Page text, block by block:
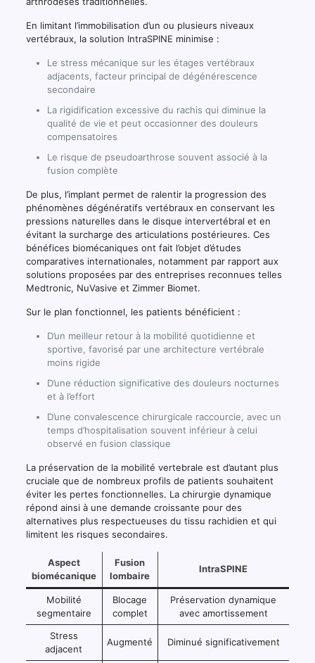
En limitant l’immobilisation d’un ou plusieurs niveaux
vertébraux, la solution IntraSPINE minimise :
Le stress mécanique sur les étages vertébraux
adjacents, facteur principal de dégénérescence
secondaire
La rigidification excessive du rachis qui diminue la
qualité de vie et peut occasionner des douleurs
compensatoires
Le risque de pseudoarthrose souvent associé à la
fusion complète
De plus, l’implant permet de ralentir la progression des
phénomènes dégénératifs vertébraux en conservant les
pressions naturelles dans le disque intervertébral et en
évitant la surcharge des articulations postérieures. Ces
bénéfices biomécaniques ont fait l’objet d’études
comparatives internationales, notamment par rapport aux
solutions proposées par des entreprises reconnues telles
Medtronic, NuVasive et Zimmer Biomet.
Sur le plan fonctionnel, les patients bénéficient :
D’un meilleur retour à la mobilité quotidienne et
sportive, favorisé par une architecture vertébrale
moins rigide
D’une réduction significative des douleurs nocturnes
et à l’effort
D’une convalescence chirurgicale raccourcie, avec un
temps d’hospitalisation souvent inférieur à celui
observé en fusion classique
La préservation de la mobilité vertebrale est d’autant plus
cruciale que de nombreux profils de patients souhaitent
éviter les pertes fonctionnelles. La chirurgie dynamique
répond ainsi à une demande croissante pour des
alternatives plus respectueuses du tissu rachidien et qui
limitent les risques secondaires.
Aspect
biomécanique
Fusion
lombaire
IntraSPINE
Mobilité
segmentaire
Blocage
complet
Préservation dynamique
avec amortissement
Stress
adjacent
Augmenté Diminué significativement